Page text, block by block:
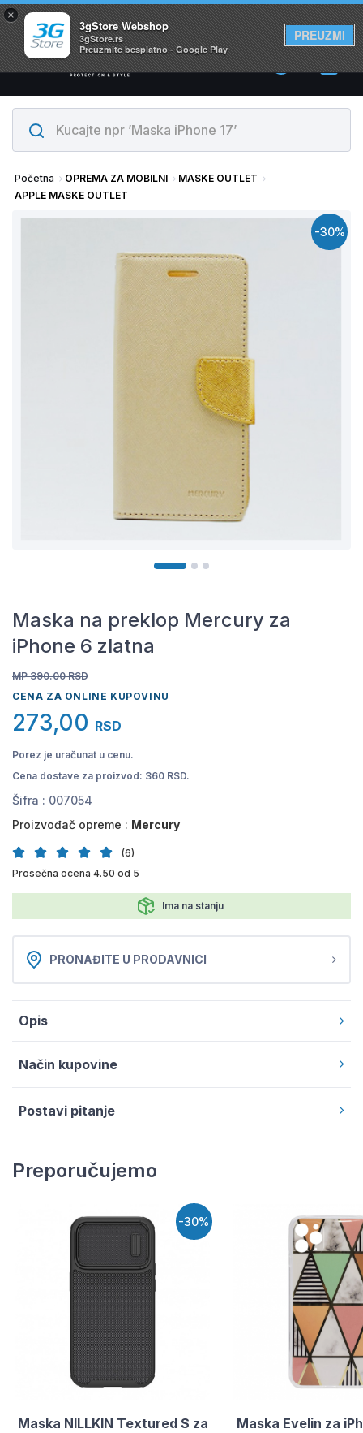
×
3gStore Webshop
3gStore.rs
Preuzmite besplatno - Google Play
PREUZMI
Svi proizvodi su na lageru. Slanje istog dana!
0
Početna OPREMA ZA MOBILNI
MASKE OUTLET
APPLE MASKE OUTLET
-30%
Maska na preklop Mercury za
iPhone 6 zlatna
MP 390.00 RSD
CENA ZA ONLINE KUPOVINU
273,00 RSD
Porez je uračunat u cenu.
Cena dostave za proizvod: 360 RSD.
Šifra : 007054
Proizvođač opreme : Mercury
(6)
Prosečna ocena 4.50 od 5
Ima na stanju
PRONAĐITE U PRODAVNICI
Opis
Način kupovine
Postavi pitanje
Preporučujemo
-30%
Maska NILLKIN Textured S za
Maska Evelin za